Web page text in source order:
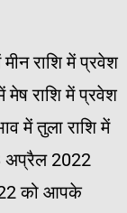
राशि में प्रवेश
राशि में प्रवेश
में तुला राशि में
अप्रैल 2022
को आपके